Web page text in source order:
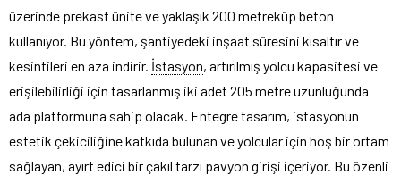
üzerinde prekast ünite ve yaklaşık 200 metreküp beton
kullanıyor. Bu yöntem, şantiyedeki inşaat süresini kısaltır ve
kesintileri en aza indirir. İstasyon, artırılmış yolcu kapasitesi ve
erişilebilirliği için tasarlanmış iki adet 205 metre uzunluğunda
ada platformuna sahip olacak. Entegre tasarım, istasyonun
estetik çekiciliğine katkıda bulunan ve yolcular için hoş bir ortam
sağlayan, ayırt edici bir çakıl tarzı pavyon girişi içeriyor. Bu özenli